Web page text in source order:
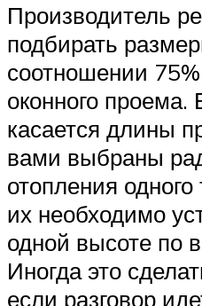
Производитель
подбирать
соотношении
оконного проема.
касается длины
вами выбраны
отопления
их необходимо
одной высоте по
Иногда это
если разговор